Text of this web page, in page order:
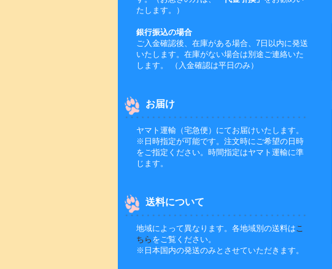
たします。）
銀行振込の場合
ご入金確認後、在庫がある場合、7日以内に発送
いたします。在庫がない場合は別途ご連絡いた
します。 （入金確認は平日のみ）
お届け
ヤマト運輸（宅急便）にてお届けいたします。
※日時指定が可能です。注文時にご希望の日時
をご指定ください。時間指定はヤマト運輸に準
じます。
送料について
地域によって異なります。各地域別の送料はこ
ちら をご覧ください。
※日本国内の発送のみとさせていただきます。